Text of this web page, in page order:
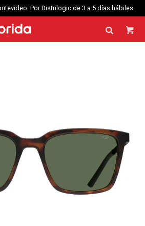
Por Distrilogic de 3 a 5 días hábiles.